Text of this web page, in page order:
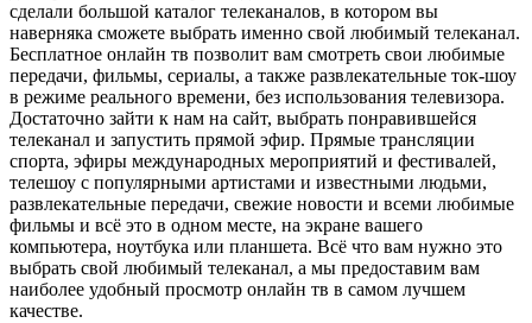
сделали большой каталог телеканалов, в котором вы
наверняка сможете выбрать именно свой любимый телеканал.
Бесплатное онлайн тв позволит вам смотреть свои любимые
передачи, фильмы, сериалы, а также развлекательные ток-шоу
в режиме реального времени, без использования телевизора.
Достаточно зайти к нам на сайт, выбрать понравившейся
телеканал и запустить прямой эфир. Прямые трансляции
спорта, эфиры международных мероприятий и фестивалей,
телешоу с популярными артистами и известными людьми,
развлекательные передачи, свежие новости и всеми любимые
фильмы и всё это в одном месте, на экране вашего
компьютера, ноутбука или планшета. Всё что вам нужно это
выбрать свой любимый телеканал, а мы предоставим вам
наиболее удобный просмотр онлайн тв в самом лучшем
качестве.